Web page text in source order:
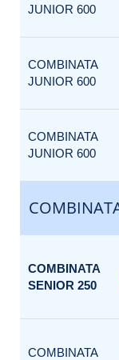
JUNIOR 600
COMBINATA
JUNIOR 600
COMBINATA
JUNIOR 600
COMBINATA
SENIOR 250
COMBINATA